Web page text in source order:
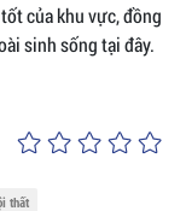
của khu vực, đồng
sinh sống tại đây.
thất